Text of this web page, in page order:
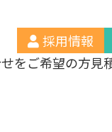
採用情報
をご希望の方見